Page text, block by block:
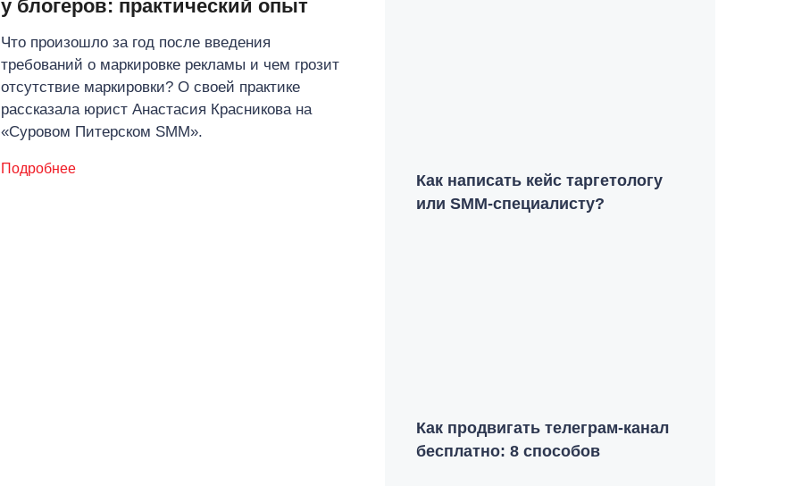
у блогеров: практический опыт
Что произошло за год после введения
требований о маркировке рекламы и чем грозит
отсутствие маркировки? О своей практике
рассказала юрист Анастасия Красникова на
«‎Суровом Питерском SMM».
Подробнее
Как написать кейс таргетологу
или SMM-специалисту?
Как продвигать телеграм-канал
бесплатно: 8 способов